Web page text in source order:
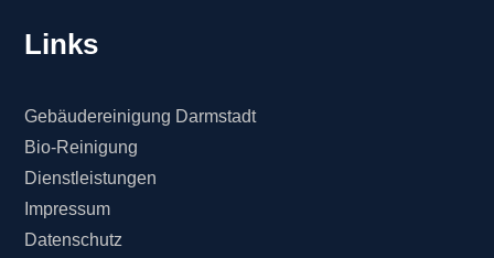
Links
Gebäudereinigung Darmstadt
Bio-Reinigung
Dienstleistungen
Impressum
Datenschutz